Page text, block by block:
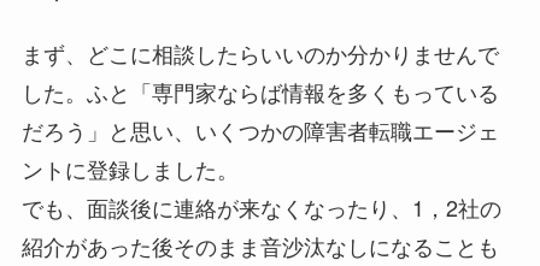
まず、どこに相談したらいいのか分かりませんで
した。ふと「専門家ならば情報を多くもっている
だろう」と思い、いくつかの障害者転職エージェ
ントに登録しました。
でも、面談後に連絡が来なくなったり、1，2社の
紹介があった後そのまま音沙汰なしになることも